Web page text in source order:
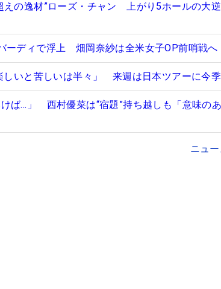
えの逸材”ローズ・チャン 上がり5ホールの大
ーディで浮上 畑岡奈紗は全米女子OP前哨戦へ
しいと苦しいは半々」 来週は日本ツアーに今
けば…」 西村優菜は“宿題”持ち越しも「意味の
ニュ